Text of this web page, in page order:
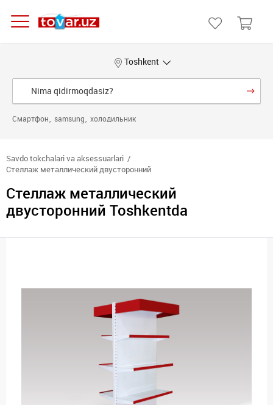
Toshkent
Смартфон samsung холодильник
Savdo tokchalari va aksessuarlari
Стеллаж металлический двусторонний
Стеллаж металлический
двусторонний Toshkentda